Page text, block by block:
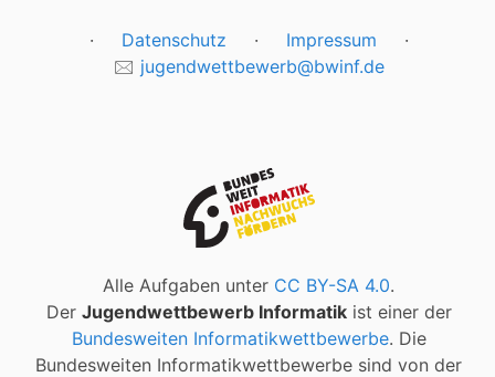
· Datenschutz · Impressum ·
🖂 jugendwettbewerb@bwinf.de
Alle Aufgaben unter CC BY-SA 4.0.
Der Jugendwettbewerb Informatikist einer der
Bundesweiten Informatikwettbewerbe. Die
Bundesweiten Informatikwettbewerbe sind von der